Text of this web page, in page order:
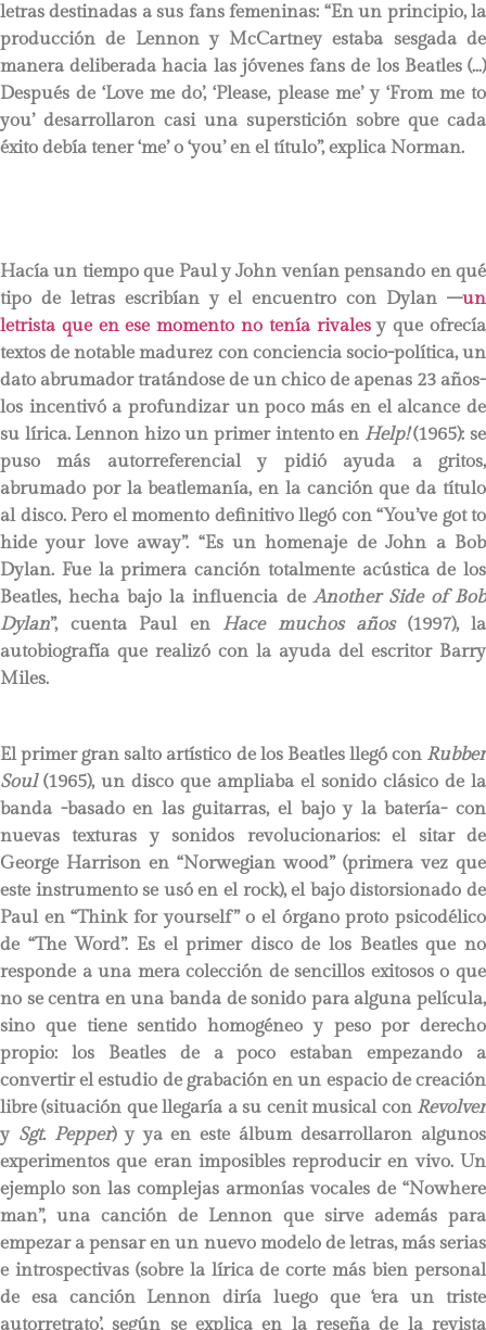
letras destinadas a sus fans femeninas: “En un principio, la
producción de Lennon y McCartney estaba sesgada de
manera deliberada hacia las jóvenes fans de los Beatles (…)
Después de ‘Love me do’, ‘Please, please me’ y ‘From me to
you’ desarrollaron casi una superstición sobre que cada
éxito debía tener ‘me’ o ‘you’ en el título”, explica Norman.
Hacía un tiempo que Paul y John venían pensando en qué
tipo de letras escribían y el encuentro con Dylan –un
letrista que en ese momento no tenía rivalesy que ofrecía
textos de notable madurez con conciencia socio-política, un
dato abrumador tratándose de un chico de apenas 23 años-
los incentivó a profundizar un poco más en el alcance de
su lírica. Lennon hizo un primer intento en Help!(1965): se
puso más autorreferencial y pidió ayuda a gritos,
abrumado por la beatlemanía, en la canción que da título
al disco. Pero el momento definitivo llegó con “You’ve got to
hide your love away”. “Es un homenaje de John a Bob
Dylan. Fue la primera canción totalmente acústica de los
Beatles, hecha bajo la influencia deAnother Side of Bob
Dylan”, cuenta Paul en Hace muchos años (1997), la
autobiografía que realizó con la ayuda del escritor Barry
Miles.
El primer gran salto artístico de los Beatles llegó con Rubber
Soul(1965), un disco que ampliaba el sonido clásico de la
banda -basado en las guitarras, el bajo y la batería- con
nuevas texturas y sonidos revolucionarios: el sitar de
George Harrison en “Norwegian wood” (primera vez que
este instrumento se usó en el rock), el bajo distorsionado de
Paul en “Think for yourself” o el órgano proto psicodélico
de “The Word”. Es el primer disco de los Beatles que no
responde a una mera colección de sencillos exitosos o que
no se centra en una banda de sonido para alguna película,
sino que tiene sentido homogéneo y peso por derecho
propio: los Beatles de a poco estaban empezando a
convertir el estudio de grabación en un espacio de creación
libre (situación que llegaría a su cenit musical con Revolver
y Sgt. Pepper) y ya en este álbum desarrollaron algunos
experimentos que eran imposibles reproducir en vivo. Un
ejemplo son las complejas armonías vocales de “Nowhere
man”, una canción de Lennon que sirve además para
empezar a pensar en un nuevo modelo de letras, más serias
e introspectivas (sobre la lírica de corte más bien personal
de esa canción Lennon diría luego que ‘era un triste
autorretrato’, según se explica en la reseña de la revista